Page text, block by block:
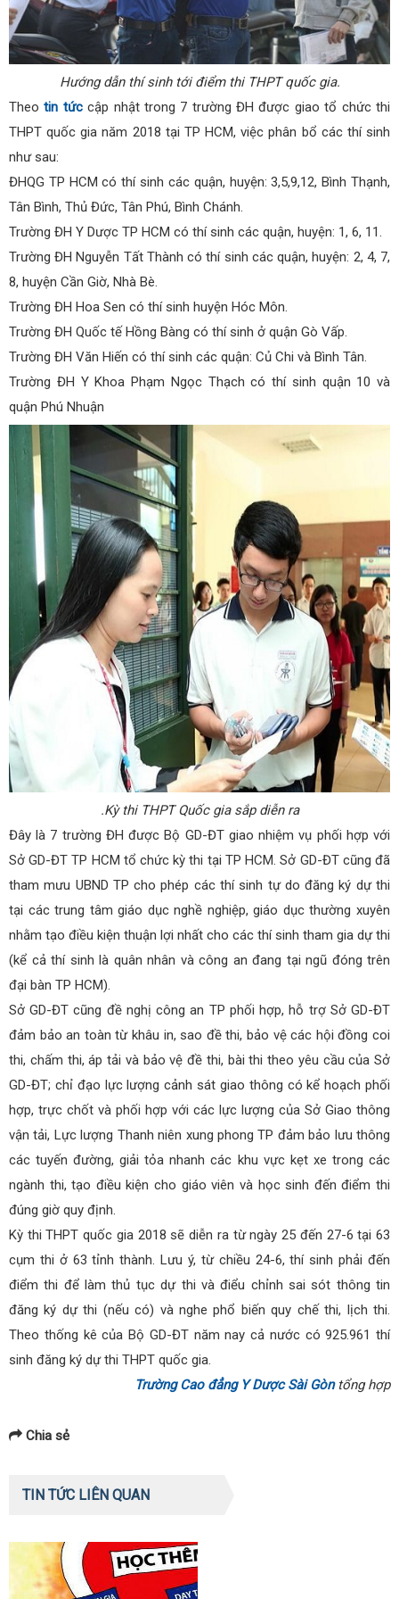
Hướng dẫn thí sinh tới điểm thi THPT quốc gia.
Theotin tứccập nhật trong 7 trường ĐH được giao tổ chức thi
THPT quốc gia năm 2018 tại TP HCM, việc phân bổ các thí sinh
như sau:
ĐHQG TP HCM có thí sinh các quận, huyện: 3,5,9,12, Bình Thạnh,
Tân Bình, Thủ Đức, Tân Phú, Bình Chánh.
Trường ĐH Y Dược TP HCM có thí sinh các quận, huyện: 1, 6, 11.
Trường ĐH Nguyễn Tất Thành có thí sinh các quận, huyện: 2, 4, 7,
8, huyện Cần Giờ, Nhà Bè.
Trường ĐH Hoa Sen có thí sinh huyện Hóc Môn.
Trường ĐH Quốc tế Hồng Bàng có thí sinh ở quận Gò Vấp.
Trường ĐH Văn Hiến có thí sinh các quận: Củ Chi và Bình Tân.
Trường ĐH Y Khoa Phạm Ngọc Thạch có thí sinh quận 10 và
quận Phú Nhuận
.Kỳ thi THPT Quốc gia sắp diễn ra
Đây là 7 trường ĐH được Bộ GD-ĐT giao nhiệm vụ phối hợp với
Sở GD-ĐT TP HCM tổ chức kỳ thi tại TP HCM. Sở GD-ĐT cũng đã
tham mưu UBND TP cho phép các thí sinh tự do đăng ký dự thi
tại các trung tâm giáo dục nghề nghiệp, giáo dục thường xuyên
nhằm tạo điều kiện thuận lợi nhất cho các thí sinh tham gia dự thi
(kể cả thí sinh là quân nhân và công an đang tại ngũ đóng trên
đại bàn TP HCM).
Sở GD-ĐT cũng đề nghị công an TP phối hợp, hỗ trợ Sở GD-ĐT
đảm bảo an toàn từ khâu in, sao đề thi, bảo vệ các hội đồng coi
thi, chấm thi, áp tải và bảo vệ đề thi, bài thi theo yêu cầu của Sở
GD-ĐT; chỉ đạo lực lượng cảnh sát giao thông có kể hoạch phối
hợp, trực chốt và phối hợp với các lực lượng của Sở Giao thông
vận tải, Lực lượng Thanh niên xung phong TP đảm bảo lưu thông
các tuyến đường, giải tỏa nhanh các khu vực kẹt xe trong các
ngành thi, tạo điều kiện cho giáo viên và học sinh đến điểm thi
đúng giờ quy định.
Kỳ thi THPT quốc gia 2018 sẽ diễn ra từ ngày 25 đến 27-6 tại 63
cụm thi ở 63 tỉnh thành. Lưu ý, từ chiều 24-6, thí sinh phải đến
điểm thi để làm thủ tục dự thi và điểu chỉnh sai sót thông tin
đăng ký dự thi (nếu có) và nghe phổ biến quy chế thi, lịch thi.
Theo thống kê của Bộ GD-ĐT năm nay cả nước có 925.961 thí
sinh đăng ký dự thi THPT quốc gia.
Trường Cao đẳng Y Dược Sài Gòntổng hợp
Chia sẻ
TIN TỨC LIÊN QUAN